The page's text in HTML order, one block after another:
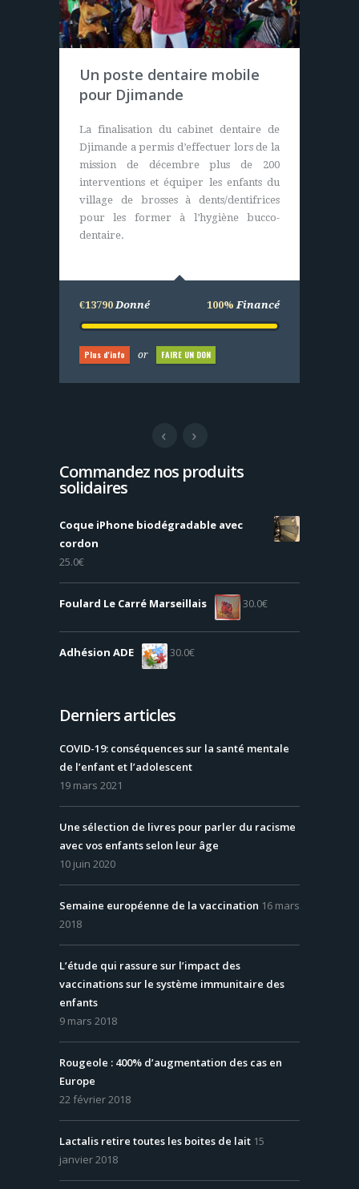
Un poste dentaire mobile
pour Djimande
La finalisation du cabinet dentaire de
Djimande a permis d’effectuer lors de la
mission de décembre plus de 200
interventions et équiper les enfants du
village de brosses à dents/dentifrices
pour les former à l’hygiène bucco-
dentaire.
€13790 Donné 100% Financé
Plus d'info or FAIRE UN DON
Case de santé en
Casamance (Sénégal)
Nous apportons sur ce projet les plans et
le financement global de l’opération
pour l’achat de matériels (durables). Les
villageois eux construisent,
entretiennent et assurent le bon
fonctionnement du centre de santé.
€25000Donné 100%Financé
Commandez nos produits
solidaires
Coque iPhone biodégradable avec
cordon
25.0€
Foulard Le Carré Marseillais 30.0€
Adhésion ADE 30.0€
Derniers articles
COVID-19: conséquences sur la santé mentale
de l’enfant et l’adolescent
19 mars 2021
Une sélection de livres pour parler du racisme
avec vos enfants selon leur âge
10 juin 2020
Semaine européenne de la vaccination 16 mars
2018
L’étude qui rassure sur l’impact des
vaccinations sur le système immunitaire des
enfants
9 mars 2018
Rougeole : 400% d’augmentation des cas en
Europe
22 février 2018
Lactalis retire toutes les boites de lait 15
janvier 2018